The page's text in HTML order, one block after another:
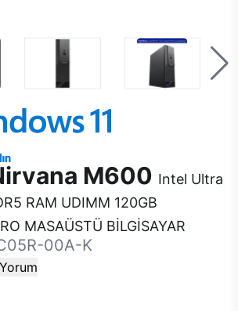
M600 Intel Ultra
RAM UDIMM 120GB
MASAÜSTÜ BİLGİSAYAR
00A-K